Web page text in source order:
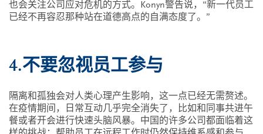
也会关注公司应对危机的方式。Konyn警告说，“新一代员工
已经不再容忍那种站在道德高点的自满态度了。”
4.不要忽视员工参与
隔离和孤独会对人类心理产生影响，这一点已经无需赘述。
在疫情期间，日常互动几乎完全消失了，比如和同事共进午
餐或者开会进行快速头脑风暴。中国的许多公司都面临着这